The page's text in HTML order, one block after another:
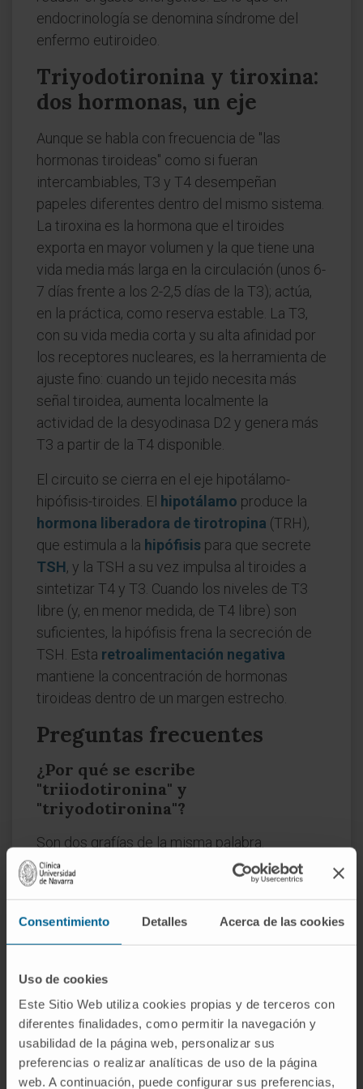
Consentimiento Detalles Acerca de las cookies
Uso de cookies
Este Sitio Web utiliza cookies propias y de terceros con
diferentes finalidades, como permitir la navegación y
usabilidad de la página web, personalizar sus
preferencias o realizar analíticas de uso de la página
web. A continuación, puede configurar sus preferencias,
endocrinología se denomina síndrome del
enfermo eutiroideo.
Triyodotironina y tiroxina:
dos hormonas, un eje
Aunque se habla con frecuencia de "las
hormonas tiroideas" como si fueran
intercambiables, T3 y T4 desempeñan
papeles diferentes dentro del mismo sistema.
La tiroxina es la hormona que el tiroides
exporta en mayor volumen y la que tiene una
vida media más larga en la circulación (unos 6-
7 días frente a los 2-2,5 días de la T3); actúa,
en la práctica, como reserva estable. La T3,
con su vida media corta y su alta afinidad por
los receptores nucleares, es la herramienta de
ajuste fino: cuando un tejido necesita más
señal tiroidea, aumenta localmente la
actividad de la desyodinasa D2 y genera más
T3 a partir de la T4 disponible.
El circuito se cierra en el eje hipotálamo-
hipófisis-tiroides. El hipotálamo produce la
hormona liberadora de tirotropina (TRH),
que estimula a la hipófisis para que secrete
TSH, y la TSH a su vez impulsa al tiroides a
sintetizar T4 y T3. Cuando los niveles de T3
libre (y, en menor medida, de T4 libre) son
suficientes, la hipófisis frena la secreción de
TSH. Esta retroalimentación negativa
mantiene la concentración de hormonas
tiroideas dentro de un margen estrecho.
Preguntas frecuentes
¿Por qué se escribe
"triiodotironina" y
"triyodotironina"?
Son dos grafías de la misma palabra.
"Triiodotironina" sigue la raíz latinaiodo-y es la
forma que aparece en la nomenclatura
utiliza la adaptación castellanayodo, igual que
moderno. Ambas son correctas; en textos
médicos en español la grafía con
y
habitual.
¿La T3 es más importante que la
T4?